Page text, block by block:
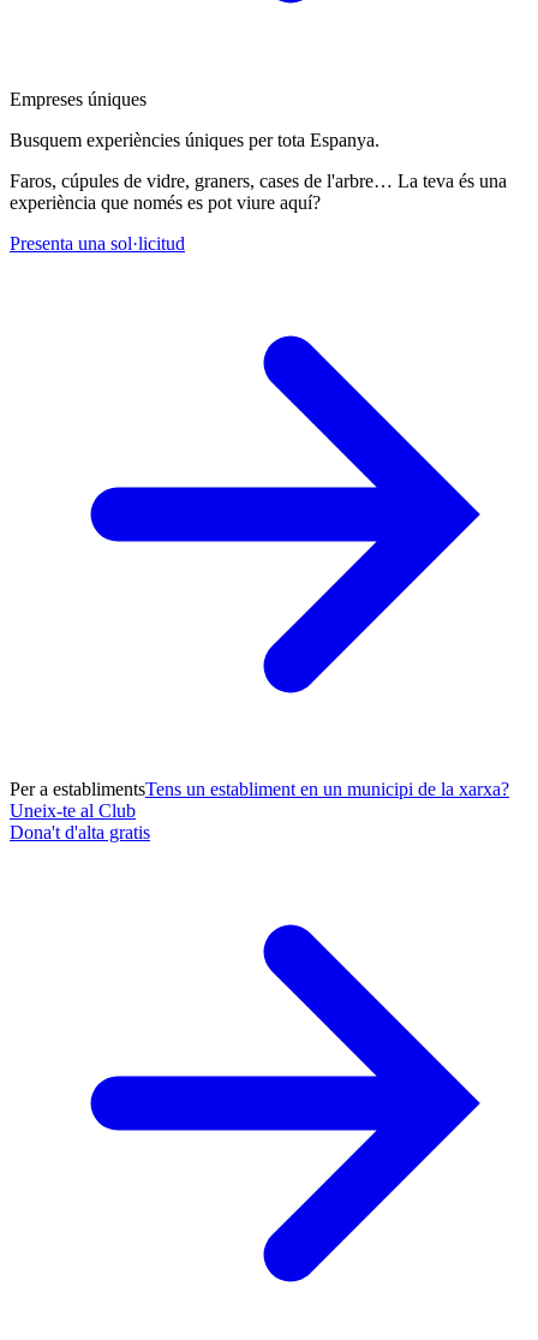
Empreses úniques
Busquem experiències úniques per tota Espanya.
Faros, cúpules de vidre, graners, cases de l'arbre… La teva és una
experiència que només es pot viure aquí?
Presenta una sol·licitud
Per a establimentsTens un establiment en un municipi de la xarxa?
Uneix-te al Club
Dona't d'alta gratis